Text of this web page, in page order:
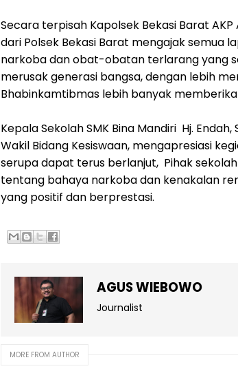
Secara terpisah Kapolsek Bekasi Barat AKP
dari Polsek Bekasi Barat mengajak semua
narkoba dan obat-obatan terlarang yang
merusak generasi bangsa, dengan lebih
Bhabinkamtibmas lebih banyak
Kepala Sekolah SMK Bina Mandiri Hj.
Wakil Bidang Kesiswaan, mengapresiasi
serupa dapat terus berlanjut, Pihak
tentang bahaya narkoba dan kenakalan
yang positif dan berprestasi.
AGUS WIEBOWO
Journalist
MORE FROM AUTHOR